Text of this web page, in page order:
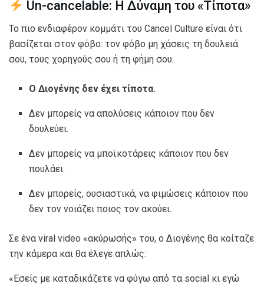
Un-cancelable: Η Δύναμη του «Τίποτα»
Το πιο ενδιαφέρον κομμάτι του Cancel Culture είναι ότι
βασίζεται στον φόβο: τον φόβο μη χάσεις τη δουλειά
σου, τους χορηγούς σου ή τη φήμη σου.
Ο Διογένης δεν έχει τίποτα.
Δεν μπορείς να απολύσεις κάποιον που δεν
δουλεύει.
Δεν μπορείς να μποϊκοτάρεις κάποιον που δεν
πουλάει.
Δεν μπορείς, ουσιαστικά, να φιμώσεις κάποιον που
δεν τον νοιάζει ποιος τον ακούει.
Σε ένα viral video «ακύρωσής» του, ο Διογένης θα κοίταζε
την κάμερα και θα έλεγε απλώς:
«Εσείς με καταδικάζετε να φύγω από τα social κι εγώ